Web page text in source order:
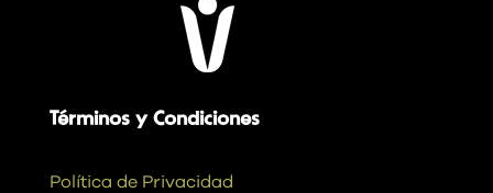
Términos y Condiciones
Política de Privacidad